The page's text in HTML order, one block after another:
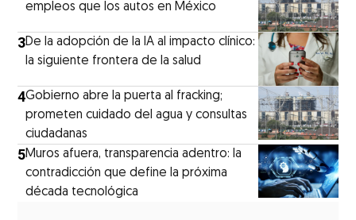
empleos que los autos en México
3De la adopción de la IA al impacto clínico:
la siguiente frontera de la salud
4Gobierno abre la puerta al fracking;
prometen cuidado del agua y consultas
ciudadanas
5Muros afuera, transparencia adentro: la
contradicción que define la próxima
década tecnológica